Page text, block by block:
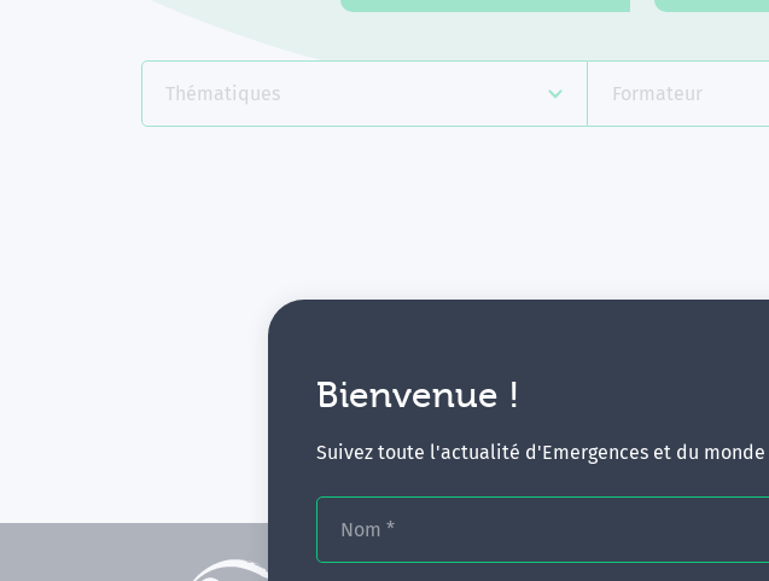
Bienvenue !
Suivez toute l'actualité d'Emergences et du
Nom *
Thématiques Formateur
Aucune